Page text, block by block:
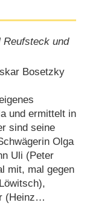
und
Bosetzky
und ermittelt in
sind seine
Olga
Uli (Peter
mit, mal gegen
(Heinz